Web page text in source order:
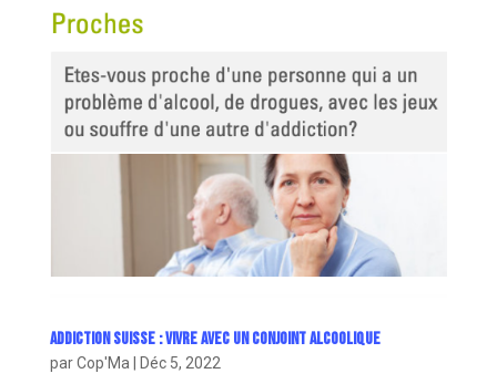
Addiction Suisse : Vivre avec un conjoint alcoolique
parCop'Ma Déc 5, 2022